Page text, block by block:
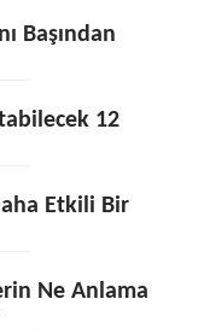
Başından
12
Etkili Bir
Ne Anlama